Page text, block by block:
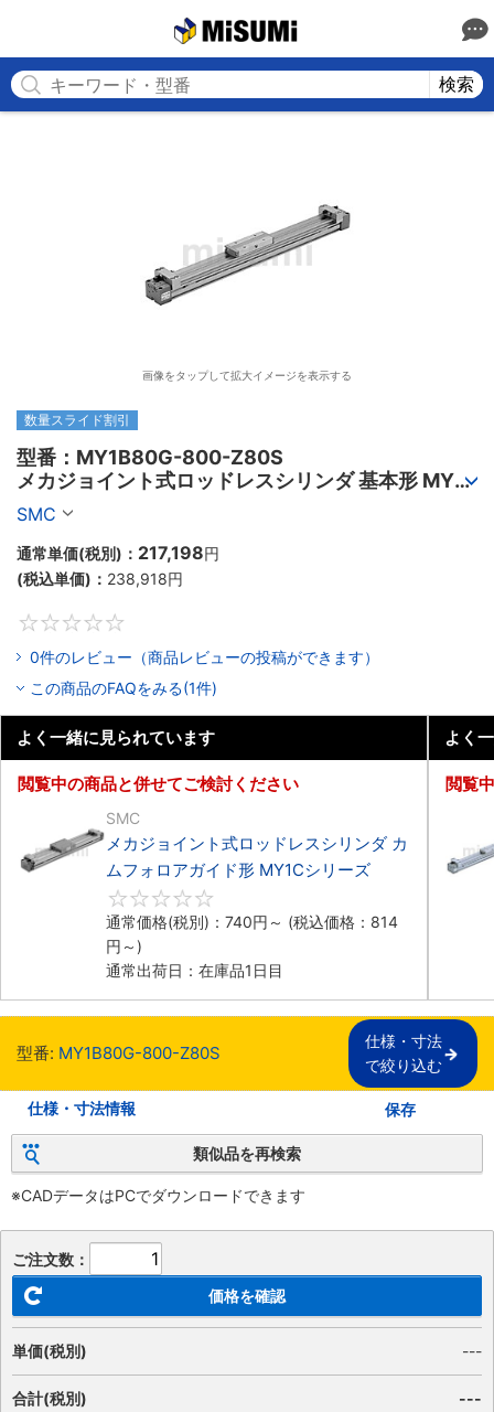
検索
画像をタップして拡大イメージを表示する
数量スライド割引
型番：MY1B80G-800-Z80S
メカジョイント式ロッドレスシリンダ 基本形 MY1B
シリーズ
SMC
通常単価(税別)： 217,198円
(税込単価)： 238,918円
0件のレビュー（商品レビューの投稿ができます）
この商品のFAQをみる(1件)
よく一緒に見られています
閲覧中の商品と併せてご検討ください
SMC
メカジョイント式ロッドレスシリンダ カ
ムフォロアガイド形 MY1Cシリーズ
通常価格(税別)： 740円 ～ (税込価格： 814
円 ～)
通常出荷日：在庫品1日目
よく
閲覧
型番: MY1B80G-800-Z80S
仕様・寸法
で絞り込む
仕様・寸法情報 保存
類似品を再検索
※CADデータはPCでダウンロードできます
ご注文数：
価格を確認
単価(税別) ---
合計(税別)
---